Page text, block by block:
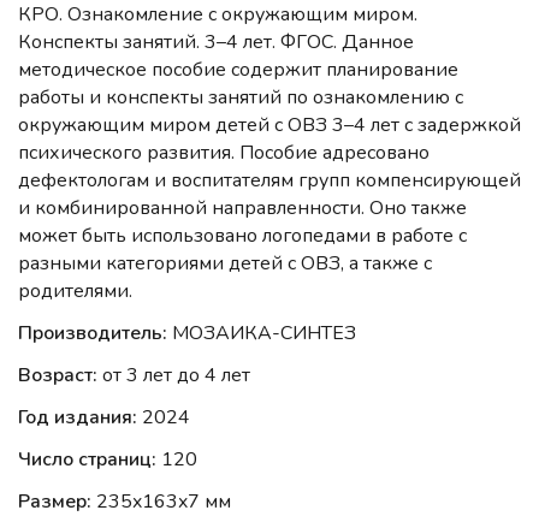
КРО. Ознакомление с окружающим миром.
Конспекты занятий. 3–4 лет. ФГОС. Данное
методическое пособие содержит планирование
работы и конспекты занятий по ознакомлению с
окружающим миром детей с ОВЗ 3–4 лет с задержкой
психического развития. Пособие адресовано
дефектологам и воспитателям групп компенсирующей
и комбинированной направленности. Оно также
может быть использовано логопедами в работе с
разными категориями детей с ОВЗ, а также с
родителями.
Производитель: МОЗАИКА-СИНТЕЗ
Возраст: от 3 лет до 4 лет
Год издания: 2024
Число страниц: 120
Размер: 235x163x7 мм